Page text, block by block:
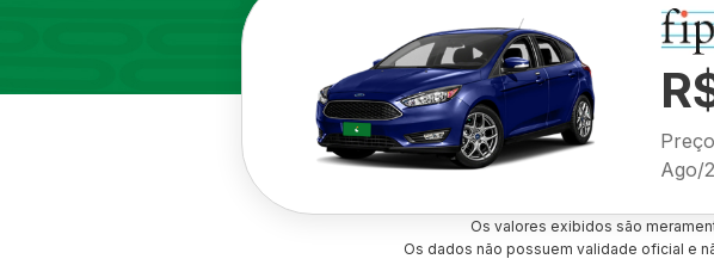
Ago/
Os valores exibidos são
Os dados não possuem validade oficial e